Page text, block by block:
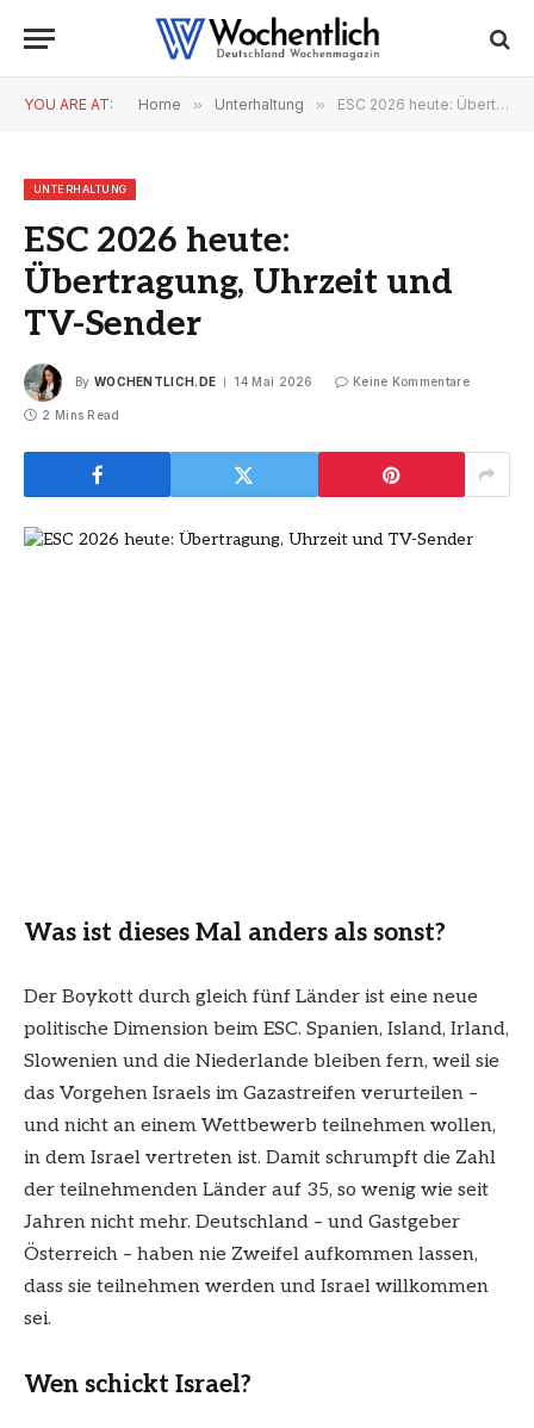
YOU ARE AT: Home » Unterhaltung » ESC 2026 heute: Übertragung, Uhrzeit und TV-Sender
UNTERHALTUNG
ESC 2026 heute:
Übertragung, Uhrzeit und
TV-Sender
By WOCHENTLICH.DE 14 Mai 2026 Keine Kommentare
2 Mins Read
Was ist dieses Mal anders als sonst?
Der Boykott durch gleich fünf Länder ist eine neue
politische Dimension beim ESC. Spanien, Island, Irland,
Slowenien und die Niederlande bleiben fern, weil sie
das Vorgehen Israels im Gazastreifen verurteilen –
und nicht an einem Wettbewerb teilnehmen wollen,
in dem Israel vertreten ist. Damit schrumpft die Zahl
der teilnehmenden Länder auf 35, so wenig wie seit
Jahren nicht mehr. Deutschland – und Gastgeber
Österreich – haben nie Zweifel aufkommen lassen,
dass sie teilnehmen werden und Israel willkommen
sei.
Wen schickt Israel?